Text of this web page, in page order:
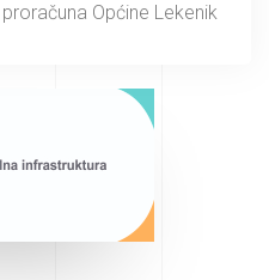
Općine Lekenik